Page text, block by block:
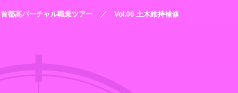
首都高バーチャル職業ツアー ／ Vol.06 土木維持補修